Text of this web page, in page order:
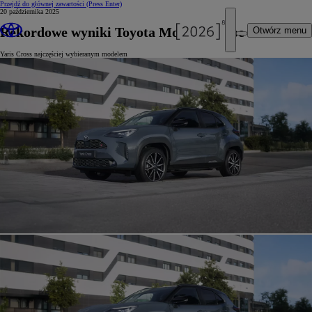
Przejdź do głównej zawartości (Press Enter)
Otwórz menu
20 października 2025
Rekordowe wyniki Toyota Motor Europe
Yaris Cross najczęściej wybieranym modelem